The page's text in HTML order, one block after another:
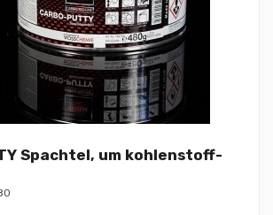
Spachtel, um kohlenstoff-